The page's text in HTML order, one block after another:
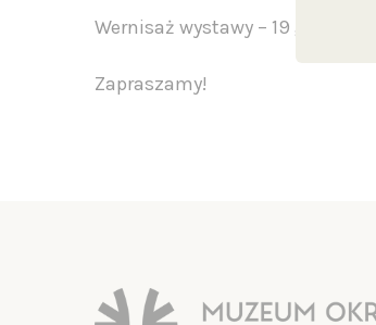
Wernisaż wystawy – 19 grudnia
Zapraszamy!